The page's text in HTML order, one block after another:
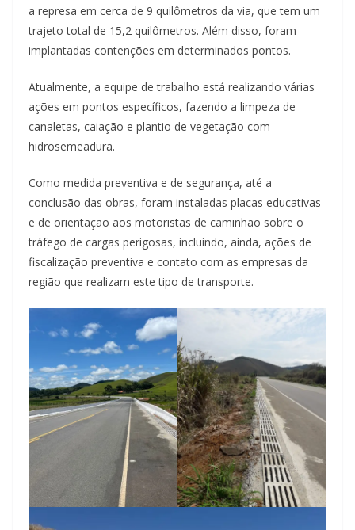
a represa em cerca de 9 quilômetros da via, que tem um
trajeto total de 15,2 quilômetros. Além disso, foram
implantadas contenções em determinados pontos.
Atualmente, a equipe de trabalho está realizando várias
ações em pontos específicos, fazendo a limpeza de
canaletas, caiação e plantio de vegetação com
hidrosemeadura.
Como medida preventiva e de segurança, até a
conclusão das obras, foram instaladas placas educativas
e de orientação aos motoristas de caminhão sobre o
tráfego de cargas perigosas, incluindo, ainda, ações de
fiscalização preventiva e contato com as empresas da
região que realizam este tipo de transporte.